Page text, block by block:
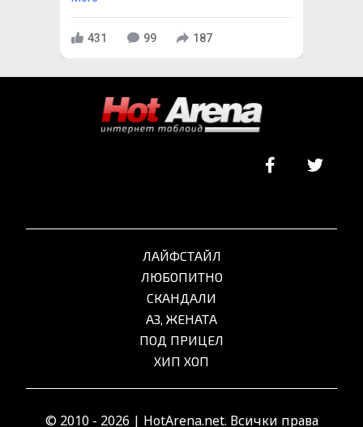
431 99 187
ЛАЙФСТАЙЛ
ЛЮБОПИТНО
СКАНДАЛИ
АЗ, ЖЕНАТА
ПОД ПРИЦЕЛ
ХИП ХОП
© 2010 - 2026 | HotArena.net. Всички права